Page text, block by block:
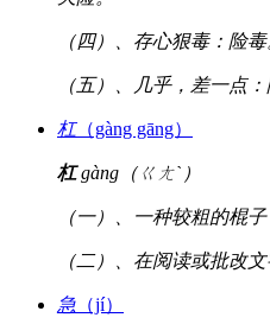
（四）、存心狠毒：险毒
（五）、几乎，差一点：
杠（gàng gāng）
杠gàng（ㄍㄤˋ）
（一）、一种较粗的棍
（二）、在阅读或批改
急 （jí）